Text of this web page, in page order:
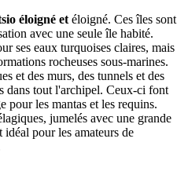
éloigné et éloigné. Ces îles sont
avec une seule île habité.
ses eaux turquoises claires, mais
rocheuses sous-marines.
et des murs, des tunnels et des
dans tout l'archipel. Ceux-ci font
pour les mantas et les requins.
jumelés avec une grande
pour les amateurs de